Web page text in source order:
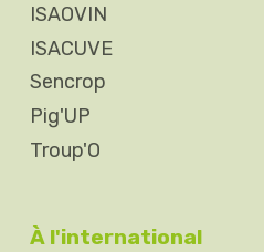
ISAOVIN
ISACUVE
Sencrop
Pig'UP
Troup'O
À l'international